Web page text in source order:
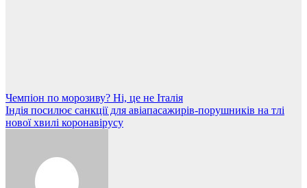
Навігація
записів
Чемпіон по морозиву? Ні, це не Італія
Індія посилює санкції для авіапасажирів-порушників на тлі
нової хвилі коронавірусу